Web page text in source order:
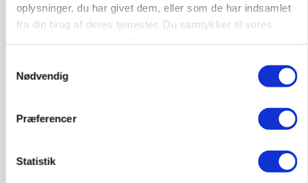
oplysninger, du har givet dem, eller som de har indsamlet
fra din brug af deres tjenester. Du samtykker til vores
Nødvendig
Præferencer
Statistik
MARKEDSFOKUS
Nye aktierekorder – og den brutale lektie fra et